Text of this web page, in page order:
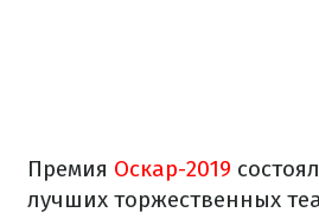
Премия Оскар-2019
лучших торжественных